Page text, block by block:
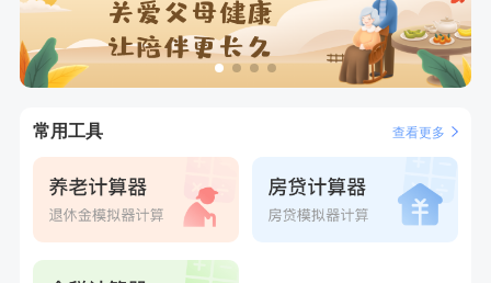
4分钟前
柯**
成功预约了关怀老人B套餐
6分钟前
谭**
购买了中粮可益康红豆薏米粉500g
购买了时尚羽毛球套装ES-YM601
刚刚
购买了姚朵朵-1000g粗粮生活礼盒
常用工具 查看更多